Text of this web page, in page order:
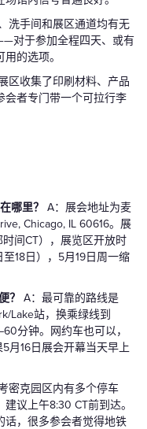
洗手间和展区通道均有无
对于参加全程四天、或有
的选项。
区收集了印刷材料、产品
会者专门带一个可拉行李
哪里？
A：展会地址为麦
Chicago, IL 60616。展
间CT），展览区开放时
18日），5月19日周一缩
？
A：最可靠的路线是
Lake站，换乘绿线到
分钟。网约车也可以，
月16日展会开幕当天早上
密克园区内有多个停车
议上午8:30 CT前到达。
话，很多参会者觉得地铁